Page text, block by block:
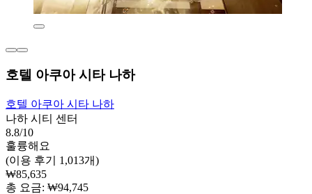
호텔 아쿠아 시타 나하
호텔 아쿠아 시타 나하
나하 시티 센터
8.8/10
훌륭해요
(이용 후기 1,013개)
₩85,635
총 요금: ₩94,745